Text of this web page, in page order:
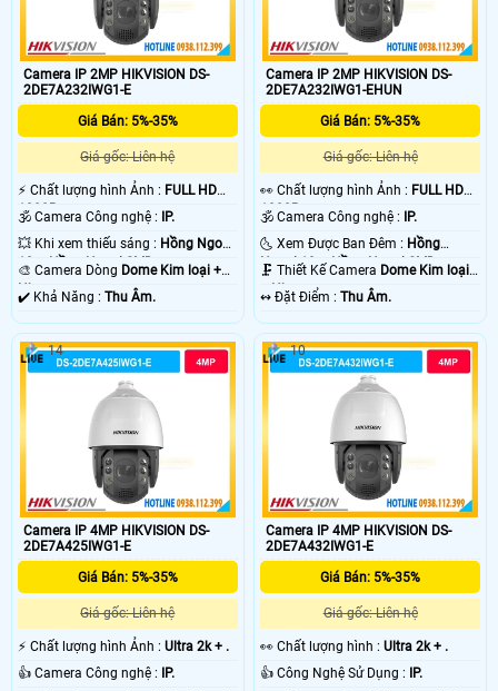
Camera IP 2MP HIKVISION DS-
2DE7A232IWG1-E
Giá Bán: 5%-35%
Giá gốc: Liên hệ
️⚡ Chất lượng hình Ảnh : FULL HD
1080P .
🕉️ Camera Công nghệ : IP.
💥 Khi xem thiếu sáng : Hồng Ngoại
10m Hồng Ngoại SMD.
🎨 Camera Dòng Dome Kim loại +
Nhựa.
️✔️ Khả Năng : Thu Âm.
Camera IP 2MP HIKVISION DS-
2DE7A232IWG1-EHUN
Giá Bán: 5%-35%
Giá gốc: Liên hệ
️👀 Chất lượng hình Ảnh : FULL HD
1080P .
🕉️ Camera Công nghệ : IP.
🌜 Xem Được Ban Đêm : Hồng
Ngoại 10m Hồng Ngoại SMD.
🗜️ Thiết Kế Camera Dome Kim loại
+ Nhựa.
️↭ Đặt Điểm :Thu Âm.
Camera IP 4MP HIKVISION DS-
2DE7A425IWG1-E
Giá Bán: 5%-35%
Giá gốc: Liên hệ
️⚡ Chất lượng hình Ảnh : Ultra 2k + .
👍 Camera Công nghệ :
IP.
14
Camera IP 4MP HIKVISION DS-
2DE7A432IWG1-E
Giá Bán: 5%-35%
Giá gốc: Liên hệ
️👀 Chất lượng hình :Ultra 2k + .
👍 Công Nghệ Sử Dụng :
IP.
10